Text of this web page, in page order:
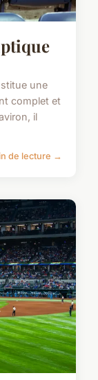
une
complet et
il
de lecture →